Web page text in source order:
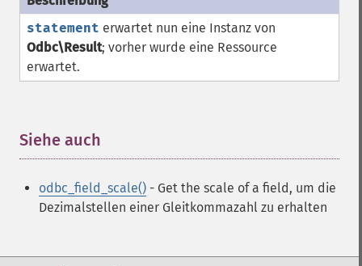
statement erwartet nun eine Instanz von
Odbc\Result; vorher wurde eine Ressource
erwartet.
Siehe auch
odbc_field_scale() - Get the scale of a field, um die
Dezimalstellen einer Gleitkommazahl zu erhalten